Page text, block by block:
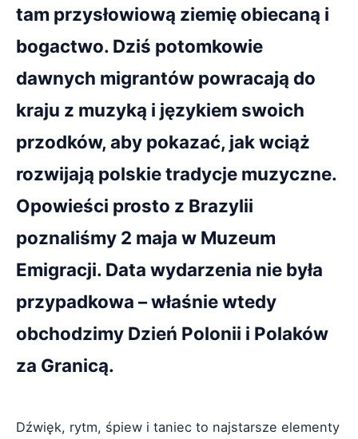
tam przysłowiową ziemię obiecaną i
bogactwo. Dziś potomkowie
dawnych migrantów powracają do
kraju z muzyką i językiem swoich
przodków, aby pokazać, jak wciąż
rozwijają polskie tradycje muzyczne.
Opowieści prosto z Brazylii
poznaliśmy 2 maja w Muzeum
Emigracji. Data wydarzenia nie była
przypadkowa – właśnie wtedy
obchodzimy Dzień Polonii i Polaków
za Granicą.
Dźwięk, rytm, śpiew i taniec to najstarsze elementy